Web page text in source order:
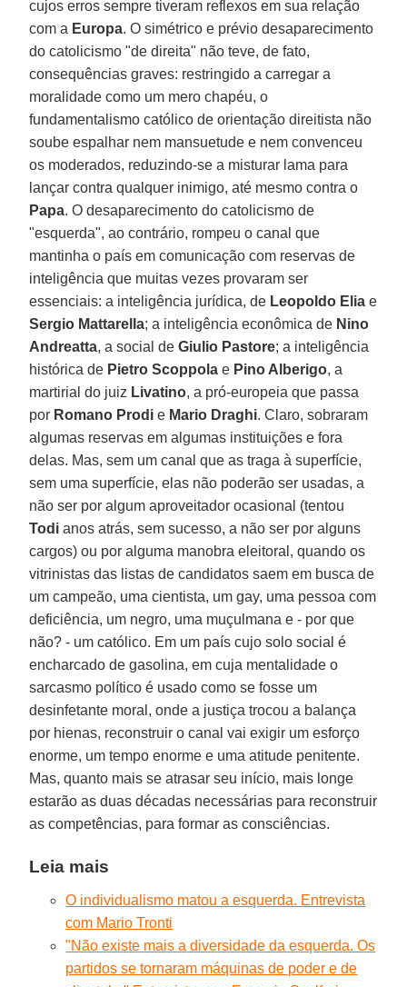
cujos erros sempre tiveram reflexos em sua relação
com a Europa. O simétrico e prévio desaparecimento
do catolicismo "de direita" não teve, de fato,
consequências graves: restringido a carregar a
moralidade como um mero chapéu, o
fundamentalismo católico de orientação direitista não
soube espalhar nem mansuetude e nem convenceu
os moderados, reduzindo-se a misturar lama para
lançar contra qualquer inimigo, até mesmo contra o
Papa. O desaparecimento do catolicismo de
"esquerda", ao contrário, rompeu o canal que
mantinha o país em comunicação com reservas de
inteligência que muitas vezes provaram ser
essenciais: a inteligência jurídica, de Leopoldo Elia e
Sergio Mattarella; a inteligência econômica de Nino
Andreatta, a social deGiulio Pastore; a inteligência
histórica de Pietro Scoppola e Pino Alberigo, a
martirial do juiz Livatino, a pró-europeia que passa
por Romano Prodi e Mario Draghi. Claro, sobraram
algumas reservas em algumas instituições e fora
delas. Mas, sem um canal que as traga à superfície,
sem uma superfície, elas não poderão ser usadas, a
não ser por algum aproveitador ocasional (tentou
Todi anos atrás, sem sucesso, a não ser por alguns
cargos) ou por alguma manobra eleitoral, quando os
vitrinistas das listas de candidatos saem em busca de
um campeão, uma cientista, um gay, uma pessoa com
deficiência, um negro, uma muçulmana e - por que
não? - um católico. Em um país cujo solo social é
encharcado de gasolina, em cuja mentalidade o
sarcasmo político é usado como se fosse um
desinfetante moral, onde a justiça trocou a balança
por hienas, reconstruir o canal vai exigir um esforço
enorme, um tempo enorme e uma atitude penitente.
Mas, quanto mais se atrasar seu início, mais longe
estarão as duas décadas necessárias para reconstruir
as competências, para formar as consciências.
Leia mais
O individualismo matou a esquerda. Entrevista
com Mario Tronti
"Não existe mais a diversidade da esquerda. Os
partidos se tornaram máquinas de poder e de